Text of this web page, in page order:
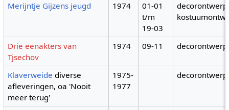
Merijntje Gijzens jeugd 1974
01-01
t/m
19-03
Drie eenakters van
Tjsechov
1974 09-11
Klaverweide diverse
afleveringen, oa 'Nooit
meer terug'
1975-
1977